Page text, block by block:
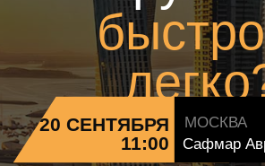
ПРИНЯТЬ УЧАСТИЕ
20 СЕНТЯБРЯ
11:00
МОСКВА
Сафмар Аврора Люкс
Воркшоп для девелоперов и
агентств зарубежной